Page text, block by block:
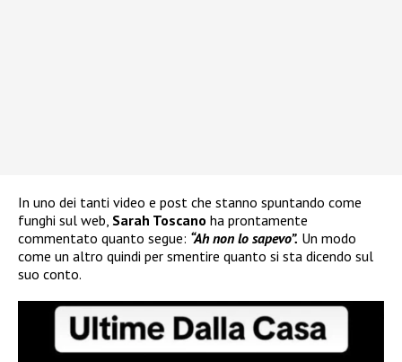
In uno dei tanti video e post che stanno spuntando come
funghi sul web, Sarah Toscano ha prontamente
commentato quanto segue: “Ah non lo sapevo”. Un modo
come un altro quindi per smentire quanto si sta dicendo sul
suo conto.